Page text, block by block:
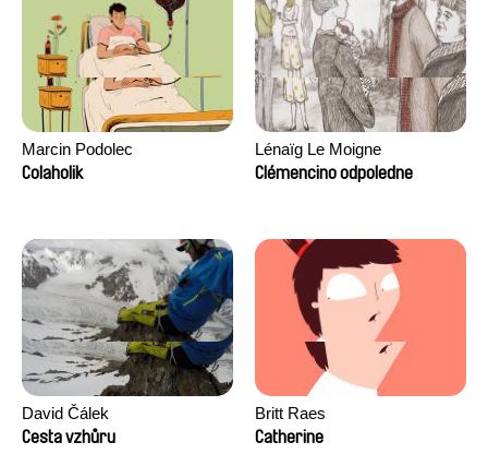
Marcin Podolec
Colaholik
Lénaïg Le Moigne
Clémencino odpoledne
David Čálek
Cesta vzhůru
Britt Raes
Catherine